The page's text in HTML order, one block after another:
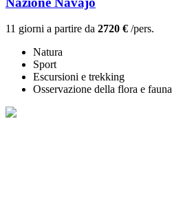
11 giorni a partire da 2720 € /pers.
Natura
Sport
Escursioni e trekking
Osservazione della flora e fauna